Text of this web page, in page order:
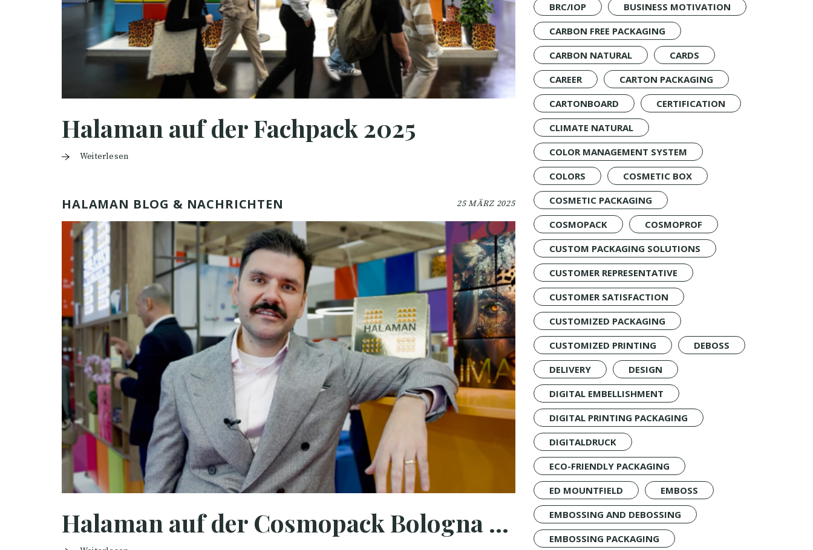
Halaman auf der Fachpack 2025
Weiterlesen
HALAMAN BLOG & NACHRICHTEN 25 MÄRZ 2025
Halaman auf der Cosmopack Bologna 2025
BRC/IOP
BUSINESS MOTIVATION
CARBON FREE PACKAGING
CARBON NATURAL
CARDS
CAREER
CARTON PACKAGING
CARTONBOARD
CERTIFICATION
CLIMATE NATURAL
COLOR MANAGEMENT SYSTEM
COLORS
COSMETIC BOX
COSMETIC PACKAGING
COSMOPACK
COSMOPROF
CUSTOM PACKAGING SOLUTIONS
CUSTOMER REPRESENTATIVE
CUSTOMER SATISFACTION
CUSTOMIZED PACKAGING
CUSTOMIZED PRINTING
DEBOSS
DELIVERY
DESIGN
DIGITAL EMBELLISHMENT
DIGITAL PRINTING PACKAGING
DIGITALDRUCK
ECO-FRIENDLY PACKAGING
ED MOUNTFIELD
EMBOSS
EMBOSSING AND DEBOSSING
EMBOSSING PACKAGING